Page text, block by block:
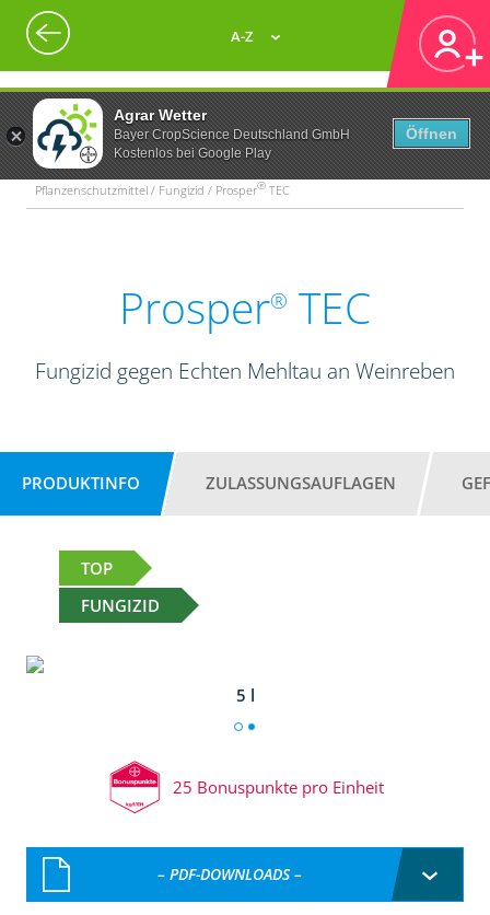
Agrar Wetter
Bayer CropScience Deutschland GmbH
Kostenlos bei Google Play
Öffnen
A-Z
Pflanzenschutzmittel / Fungizid / Prosper® TEC
Prosper® TEC
Fungizid gegen Echten Mehltau an Weinreben
PRODUKTINFO ZULASSUNGSAUFLAGEN
TOP
FUNGIZID
5 l
25 Bonuspunkte pro Einheit
– PDF-DOWNLOADS –